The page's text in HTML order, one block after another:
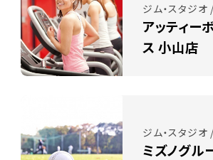
ジム・スタジ
アッティー
ス 小山店
ジム・スタジ
ミズノグル